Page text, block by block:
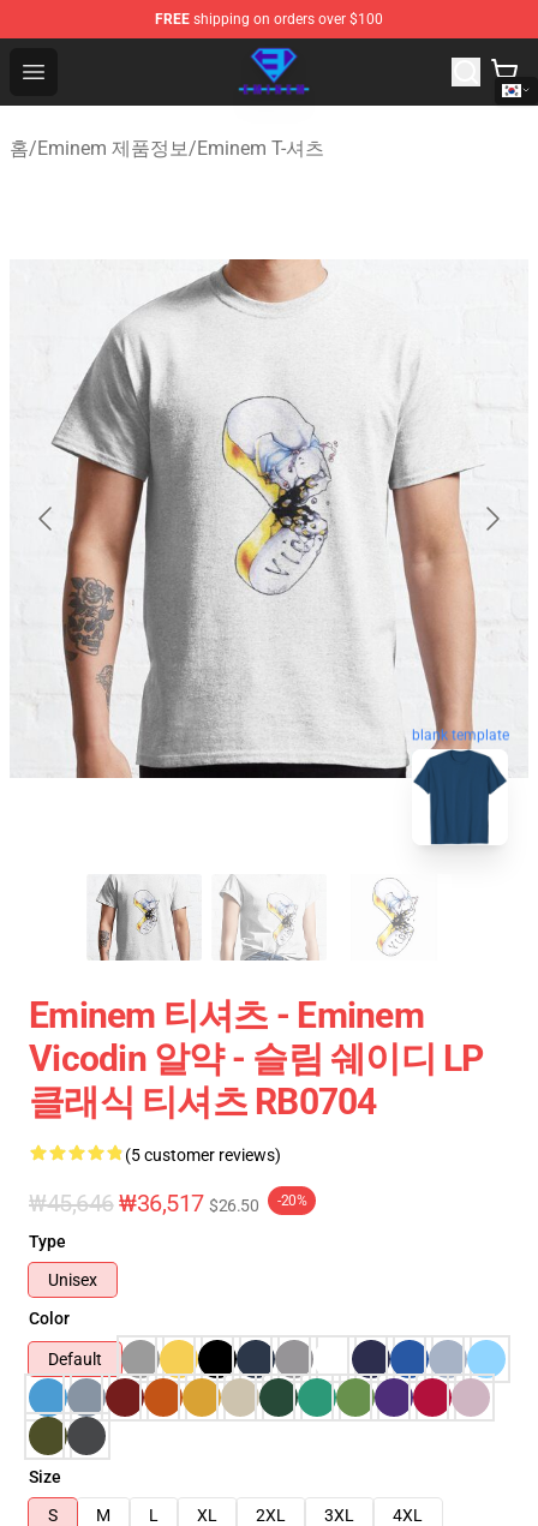
FREE shipping on orders over $100
Open menu
Eminem Store - Official Eminem Merchandise Shop
홈/Eminem 제품정보/Eminem T-셔츠
blank template
Eminem 티셔츠 - Eminem
Vicodin 알약 - 슬림 쉐이디 LP
클래식 티셔츠 RB0704
(5 customer reviews)
₩45,646₩36,517 $26.50 -20%
Type
Unisex
Color
Default
Size
S
M L XL 2XL 3XL
4XL